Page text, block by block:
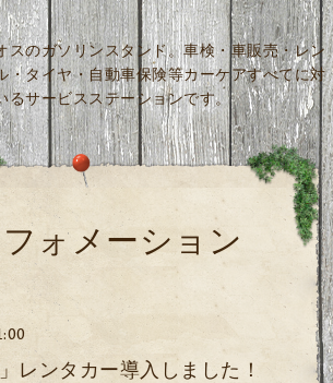
スのガソリンスタンド。車検・車販売・レン
・タイヤ・自動車保険等カーケアすべてに対
るサービスステーションです。
ォメーション
レンタカー導入しました！